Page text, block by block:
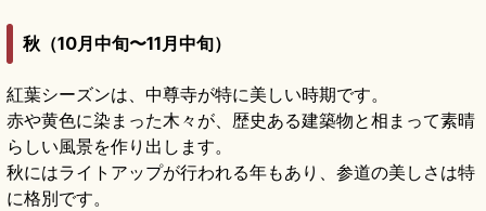
秋（10月中旬〜11月中旬）
紅葉シーズンは、中尊寺が特に美しい時期です。
赤や黄色に染まった木々が、歴史ある建築物と相まって素晴
らしい風景を作り出します。
秋にはライトアップが行われる年もあり、参道の美しさは特
に格別です。